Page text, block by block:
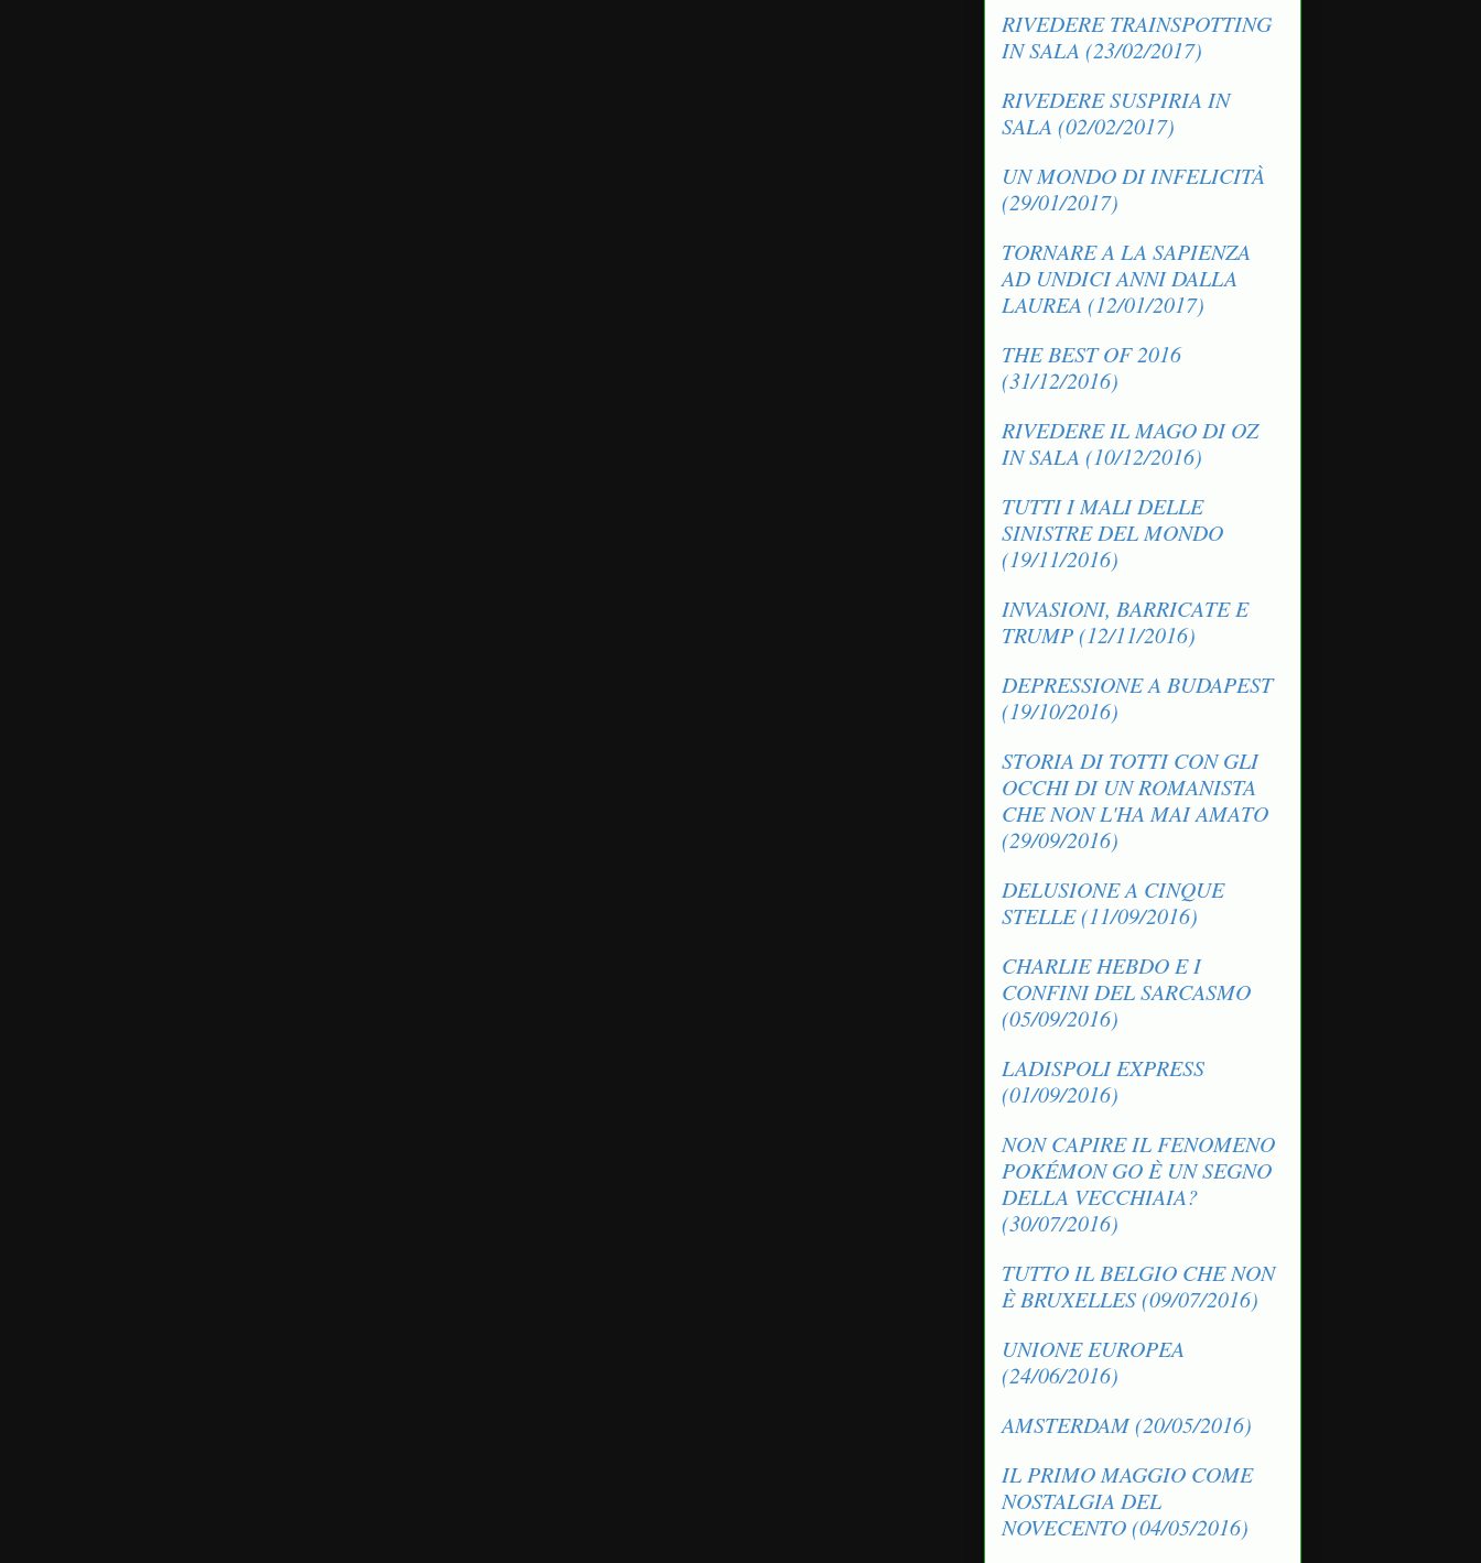
RIVEDERE TRAINSPOTTING
IN SALA (23/02/2017)
RIVEDERE SUSPIRIA IN
SALA (02/02/2017)
UN MONDO DI INFELICITÀ
(29/01/2017)
TORNARE A LA SAPIENZA
AD UNDICI ANNI DALLA
LAUREA (12/01/2017)
THE BEST OF 2016
(31/12/2016)
RIVEDERE IL MAGO DI OZ
IN SALA (10/12/2016)
TUTTI I MALI DELLE
SINISTRE DEL MONDO
(19/11/2016)
INVASIONI, BARRICATE E
TRUMP (12/11/2016)
DEPRESSIONE A BUDAPEST
(19/10/2016)
STORIA DI TOTTI CON GLI
OCCHI DI UN ROMANISTA
CHE NON L'HA MAI AMATO
(29/09/2016)
DELUSIONE A CINQUE
STELLE (11/09/2016)
CHARLIE HEBDO E I
CONFINI DEL SARCASMO
(05/09/2016)
LADISPOLI EXPRESS
(01/09/2016)
NON CAPIRE IL FENOMENO
POKÉMON GO È UN SEGNO
DELLA VECCHIAIA?
(30/07/2016)
TUTTO IL BELGIO CHE NON
È BRUXELLES (09/07/2016)
UNIONE EUROPEA
(24/06/2016)
AMSTERDAM (20/05/2016)
IL PRIMO MAGGIO COME
NOSTALGIA DEL
NOVECENTO (04/05/2016)